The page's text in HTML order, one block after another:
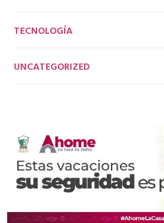
TECNOLOGÍA
UNCATEGORIZED